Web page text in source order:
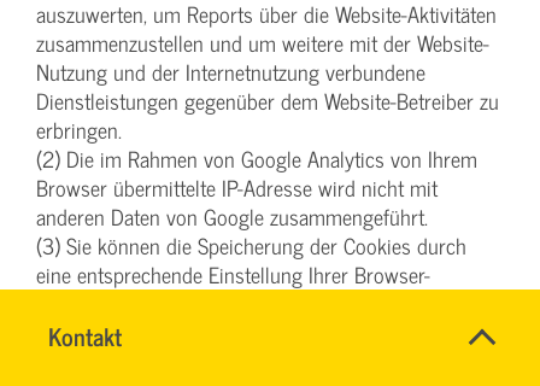
Kontakt
CHRISTINA
Name*
Schnell
&
auszuwerten, um Reports über die Website-Aktivitäten
zusammenzustellen und um weitere mit der Website-
Nutzung und der Internetnutzung verbundene
Dienstleistungen gegenüber dem Website-Betreiber zu
erbringen.
(2) Die im Rahmen von Google Analytics von Ihrem
Browser übermittelte IP-Adresse wird nicht mit
anderen Daten von Google zusammengeführt.
(3) Sie können die Speicherung der Cookies durch
eine entsprechende Einstellung Ihrer Browser-
weisen Sie jedoch darauf hin, dass Sie in diesem Fall